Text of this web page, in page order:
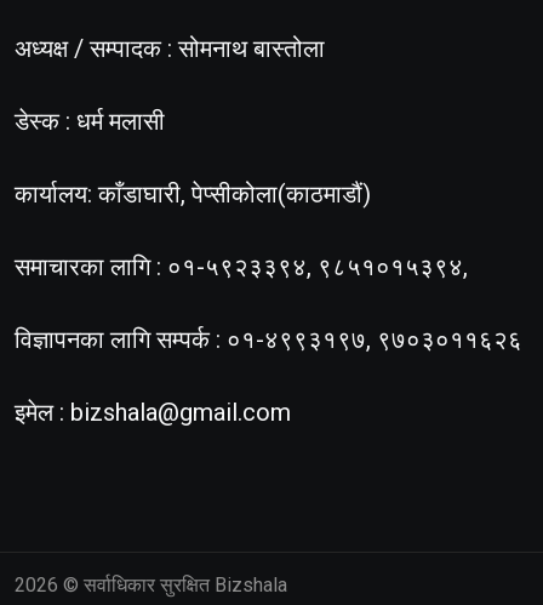
अध्यक्ष / सम्पादक : सोमनाथ बास्तोला
डेस्क : धर्म मलासी
कार्यालय: काँडाघारी, पेप्सीकोला(काठमाडौं)
समाचारका लागि : ०१-५९२३३९४, ९८५१०१५३९४,
विज्ञापनका लागि सम्पर्क : ०१-४९९३१९७, ९७०३०११६२६
इमेल : bizshala@gmail.com
2026 © सर्वाधिकार सुरक्षित Bizshala